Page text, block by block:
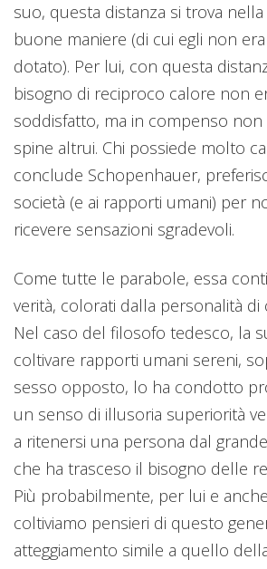
suo, questa distanza si trova
buone maniere (di cui egli non
dotato). Per lui, con questa
bisogno di reciproco calore non
soddisfatto, ma in compenso non
spine altrui. Chi possiede molto
conclude Schopenhauer,
società (e ai rapporti umani) per
ricevere sensazioni sgradevoli.
Come tutte le parabole, essa
verità, colorati dalla personalità di
Nel caso del filosofo tedesco, la
coltivare rapporti umani sereni,
sesso opposto, lo ha condotto
un senso di illusoria superiorità
a ritenersi una persona dal
che ha trasceso il bisogno delle
Più probabilmente, per lui e
coltiviamo pensieri di questo
atteggiamento simile a quello